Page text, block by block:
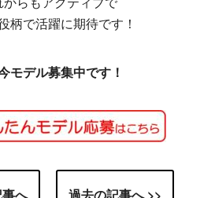
柄で活躍に期待です！
モデル募集中です！